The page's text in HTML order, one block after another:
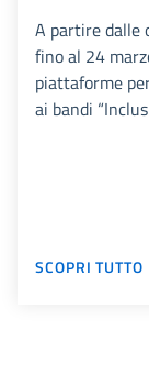
A partire dalle
fino al 24
piattaforme
ai bandi
SCOPRI TUTTO